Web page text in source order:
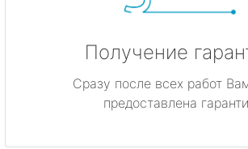
Получение
Сразу после всех работ
предоставлена